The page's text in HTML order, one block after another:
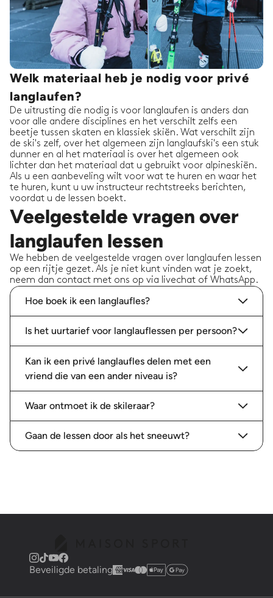
Welk materiaal heb je nodig voor privé
langlaufen?
De uitrusting die nodig is voor langlaufen is anders dan
voor alle andere disciplines en het verschilt zelfs een
beetje tussen skaten en klassiek skiën. Wat verschilt zijn
de ski's zelf, over het algemeen zijn langlaufski's een stuk
dunner en al het materiaal is over het algemeen ook
lichter dan het materiaal dat u gebruikt voor alpineskiën.
Als u een aanbeveling wilt voor wat te huren en waar het
te huren, kunt u uw instructeur rechtstreeks berichten,
voordat u de lessen boekt.
Veelgestelde vragen over
langlaufen lessen
We hebben de veelgestelde vragen over langlaufen lessen
op een rijtje gezet. Als je niet kunt vinden wat je zoekt,
neem dan contact met ons op via livechat of WhatsApp.
Hoe boek ik een langlaufles?
Is het uurtarief voor langlauflessen per persoon?
Kan ik een privé langlaufles delen met een
vriend die van een ander niveau is?
Waar ontmoet ik de skileraar?
Gaan de lessen door als het sneeuwt?
Beveiligde betaling